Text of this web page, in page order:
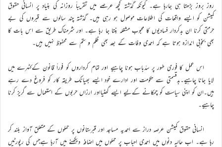
روز بروز بڑھتا ہی جارہا ہے۔ کیونکہ گذشتہ کچھ عرصے میں تقریباً روزانہ کی بنیاد پر انسانی حقوق
کمیشن کو ایسے واقعات کی اطلاعات موصول ہو رہی ہیں۔ گذشتہ چند سالوں سے قبروں کی بے
حرمتی کرنا ان بدکردار فسادیوں کا محبوب مشغلہ بنتا جا رہا ہے۔ اور شرمناک طریق سے اس بات کا
بھی بخوبی اندازہ ہوتا ہے کہ احمدی وفات کے بعد بھی ظلم و ستم سے محفوظ نہیں ہیں۔
اس عمل کا فوری طور پر سدّباب ہونا چاہیے اور تمام کرداروں کو فوراً قانون کےکٹہرے میں
لایا جانا چاہیے۔بدقسمتی سے حکومت اور ادارے خود ایسے بھیانک طریقہ کار کو فروغ دے رہے
ہیں۔ان کو اپنی سیاست کو چمکانے کےلیے ایسے گھٹیااور ارزاں حربوں کے استعمال سے گریز کرنا
چاہیے۔
انسانی حقوق کمیشن عرصہ دراز سے احمدیہ مساجد اور قبرستانوں پر حملوں کے متعلق آواز بلند کر
رہا ہے۔ اب حالیہ دنوں میں احمدی احباب پر حملوں میں اضافہ دیکھنے میں آرہا ہےجس کی رپورٹیں